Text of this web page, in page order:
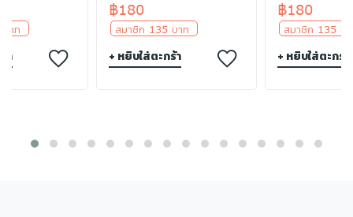
าท
า
฿180
สมาชิก 135 บาท
+ หยิบใส่ตะกร้า
฿180
สมาชิก 135
+ หยิบใส่ตะกร้า